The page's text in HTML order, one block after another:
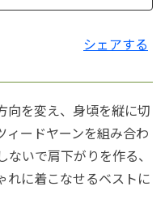
シェアする
向を変え、身頃を縦に切
ィードヤーンを組み合わ
いで肩下がりを作る、
れに着こなせるベストに